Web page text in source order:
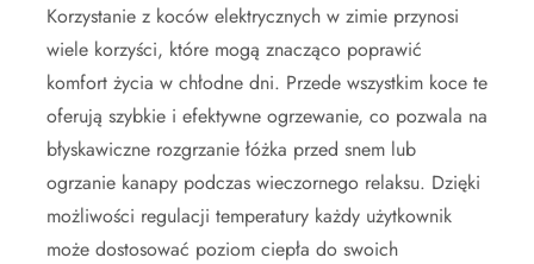
Korzystanie z koców elektrycznych w zimie przynosi
wiele korzyści, które mogą znacząco poprawić
komfort życia w chłodne dni. Przede wszystkim koce te
oferują szybkie i efektywne ogrzewanie, co pozwala na
błyskawiczne rozgrzanie łóżka przed snem lub
ogrzanie kanapy podczas wieczornego relaksu. Dzięki
możliwości regulacji temperatury każdy użytkownik
może dostosować poziom ciepła do swoich